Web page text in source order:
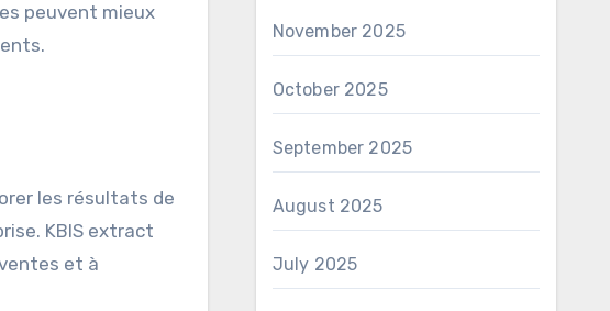
peuvent mieux
les résultats de
KBIS extract
et à
November 2025
October 2025
September 2025
August 2025
July 2025